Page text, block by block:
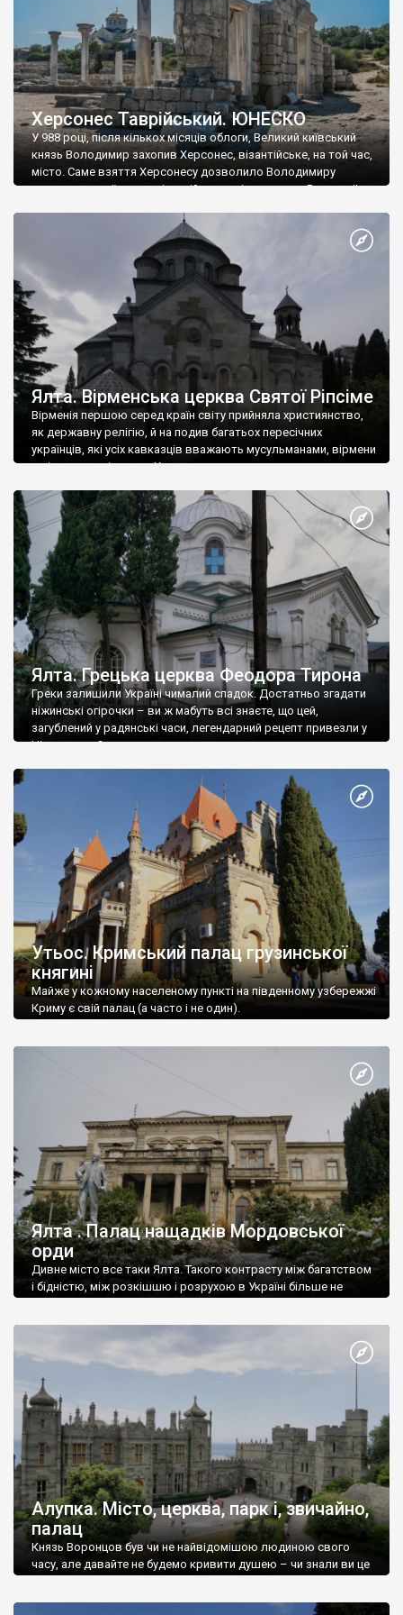
Херсонес Таврійський. ЮНЕСКО
У 988 році, після кількох місяців облоги, Великий київський
князь Володимир захопив Херсонес, візантійське, на той час,
місто. Саме взяття Херсонесу дозволило Володимиру
диктувати свої умови візантійському імператору Василю ІІ, та
Херсонесі Володимир-язичник, став Василем-християнином.
А потім було Хрещення Русі. На честь Херсонесу Таврійського
Ялта. Вірменська церква Святої Ріпсіме
Вірменія першою серед країн світу прийняла християнство,
як державну релігію, й на подив багатьох пересічних
українців, які усіх кавказців вважають мусульманами, вірмени
є відданими вірянами Христа
Ялта. Грецька церква Феодора Тирона
Греки залишили Україні чималий спадок. Достатньо згадати
ніжинські огірочки – ви ж мабуть всі знаєте, що цей,
загублений у радянські часи, легендарний рецепт привезли у
Ніжин греки?
Утьос. Кримський палац грузинської
княгині
Майже у кожному населеному пункті на південному узбережжі
Криму є свій палац (а часто і не один).
Ялта . Палац нащадків Мордовської
орди
Дивне місто все таки Ялта. Такого контрасту між багатством
і бідністю, між розкішшю і розрухою в Україні більше не
Алупка. Місто, церква, парк і, звичайно,
палац
Князь Воронцов був чи не найвідомішою людиною свого
часу, але давайте не будемо кривити душею – чи знали ви це